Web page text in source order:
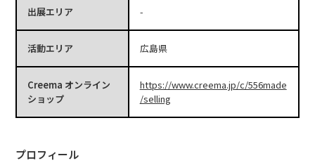
出展エリア -
活動エリア 広島県
Creema オンライン
ショップ
https://www.creema.jp/c/556made
/selling
プロフィール